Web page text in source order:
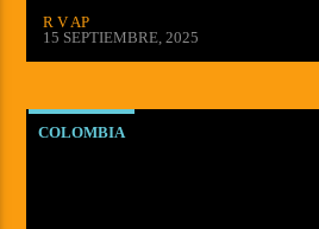
R V AP
15 SEPTIEMBRE, 2025
COLOMBIA